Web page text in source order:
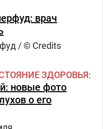
врач
/ © Credits
ЗДОРОВЬЯ
новые фото
о его